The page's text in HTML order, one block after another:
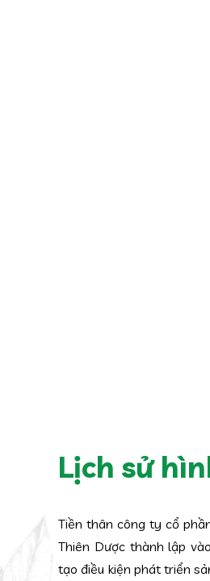
Lịch sử
Tiền thân công ty cổ
Thiên Dược thành lập
tạo điều kiện phát triển